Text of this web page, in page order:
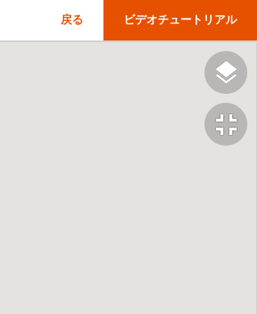
ビデオチュートリアル
戻る
fullscreen_exit